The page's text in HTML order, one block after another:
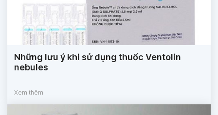
Những lưu ý khi sử dụng thuốc Ventolin
nebules
Xem thêm